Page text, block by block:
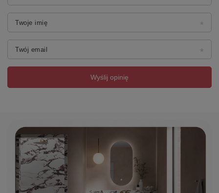
Zestaw odpływowy z syfonem
Orurowanie ułatwiające odprowadzanie wody
Łatwa instalacja (podobnie jak zwykła wanna +
elektroinstalacja)
Stalowy stelaż
Zasilanie 230V/50H.
Właściwości
Rozmiar
Długość
1600 mm
Szerokość
900 mm
Wysokość
450 mm
Objętość
240.00 l
Kolor
Twoje imię
Twój email
Wyślij opinię